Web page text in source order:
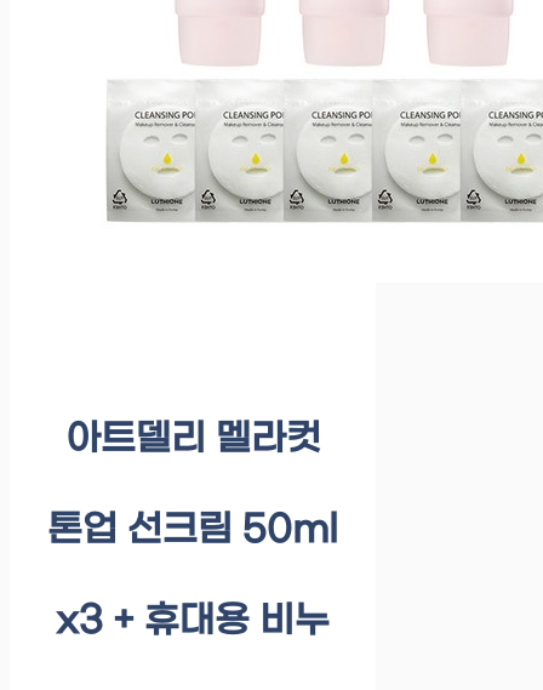
아트델리 멜라컷
톤업 선크림 50ml
x3 + 휴대용 비누